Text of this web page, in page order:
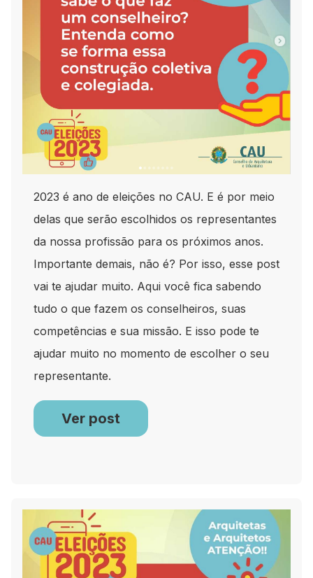
2023 é ano de eleições no CAU. E é por meio
delas que serão escolhidos os representantes
da nossa profissão para os próximos anos.
Importante demais, não é? Por isso, esse post
vai te ajudar muito. Aqui você fica sabendo
tudo o que fazem os conselheiros, suas
competências e sua missão. E isso pode te
ajudar muito no momento de escolher o seu
representante.
Ver post